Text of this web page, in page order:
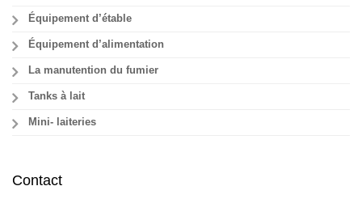
Équipement d’étable
Équipement d’alimentation
La manutention du fumier
Tanks à lait
Mini- laiteries
Contact